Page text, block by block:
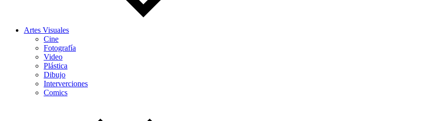
Artes Visuales
Cine
Fotografía
Video
Plástica
Dibujo
Interverciones
Comics